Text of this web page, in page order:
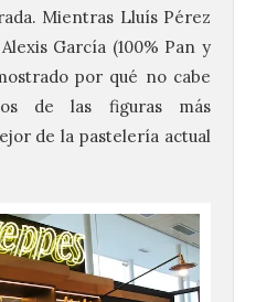
Mientras Lluís Pérez
García (100% Pan y
por qué no cabe
de las figuras más
de la pastelería actual